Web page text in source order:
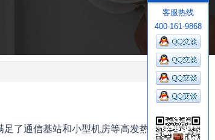
了通信基站和小型机房等高发热量
客服热线
400-161-9868